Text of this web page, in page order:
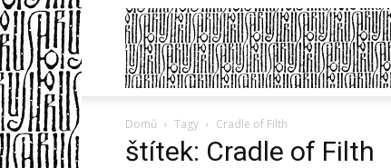
Domů Tagy Cradle of Filth
štítek: Cradle of Filth